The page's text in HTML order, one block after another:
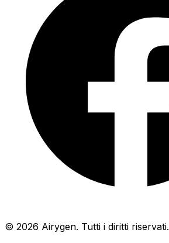
© 2026 Airygen. Tutti i diritti riservati.